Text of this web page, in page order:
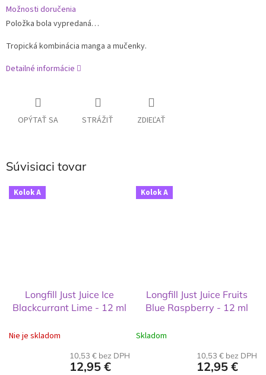
Možnosti doručenia
Položka bola vypredaná…
Tropická kombinácia manga a mučenky.
Detailné informácie
OPÝTAŤ SA STRÁŽIŤ ZDIEĽAŤ
Súvisiaci tovar
Kolok A
Longfill Just Juice Ice
Blackcurrant Lime - 12 ml
Nie je skladom
10,53 € bez DPH
12,95 €
Kolok A
Longfill Just Juice Fruits
Blue Raspberry - 12 ml
Skladom
10,53 € bez DPH
12,95 €